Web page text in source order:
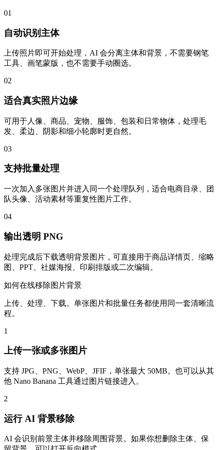
01
自动识别主体
上传照片即可开始处理，AI 会分离主体和背景，不需要钢笔
工具、画笔蒙版，也不需要手动圈选。
02
适合真实照片边缘
可用于人像、商品、宠物、服饰、包装和日常物体，处理毛
发、柔边、阴影和细小轮廓时更自然。
03
支持批量处理
一次加入多张图片并进入同一个处理队列，适合电商目录、团
队头像、活动素材等重复性图片工作。
04
输出透明 PNG
处理完成后下载透明背景图片，可直接用于商品详情页、缩略
图、PPT、社媒海报、印刷排版或二次编辑。
如何在线移除图片背景
上传、处理、下载。单张图片和批量任务都使用同一套清晰流
程。
1
上传一张或多张图片
支持 JPG、PNG、WebP、JFIF，单张最大 50MB。也可以从其
他 Nano Banana 工具通过图片链接进入。
2
运行 AI 背景移除
AI 会识别前景主体并移除周围背景。如果你想删除主体、保